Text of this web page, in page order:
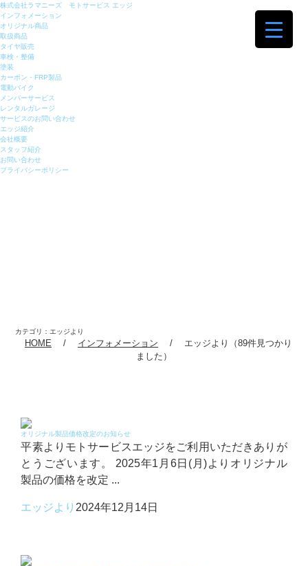
株式会社ラマニーズ モトサービス エッジ
インフォメーション
オリジナル商品
取扱商品
タイヤ販売
車検・整備
塗装
カーボン・FRP製品
電動バイク
メンバーサービス
レンタルガレージ
サービスのお問い合わせ
エッジ紹介
会社概要
スタッフ紹介
お問い合わせ
プライバシーポリシー
カテゴリ：エッジより
HOME インフォメーション
エッジより（89件見つかり
ました）
オリジナル製品価格改定のお知らせ
平素よりモトサービスエッジをご利用いただきありが
とうございます。 2025年1月6日(月)よりオリジナル
製品の価格を改定 ...
エッジより 2024年12月14日